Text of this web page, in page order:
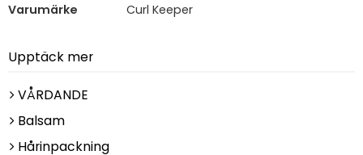
Varumärke
Curl Keeper
Upptäck mer
VÅRDANDE
Balsam
Hårinpackning